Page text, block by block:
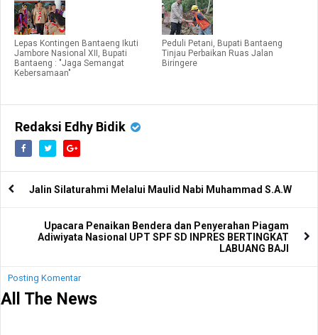
Lepas Kontingen Bantaeng Ikuti
Jambore Nasional XII, Bupati
Bantaeng : "Jaga Semangat
Kebersamaan"
Peduli Petani, Bupati Bantaeng
Tinjau Perbaikan Ruas Jalan
Biringere
Redaksi Edhy Bidik
Jalin Silaturahmi Melalui Maulid Nabi Muhammad S.A.W
Upacara Penaikan Bendera dan Penyerahan Piagam
Adiwiyata Nasional UPT SPF SD INPRES BERTINGKAT
LABUANG BAJI
Posting Komentar
All The News